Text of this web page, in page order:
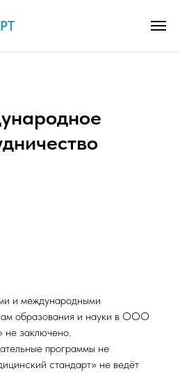
и международными
образования и науки в ООО
не заключено.
программы не
стандарт» не ведёт